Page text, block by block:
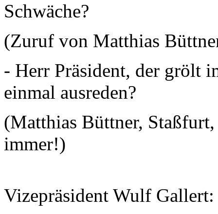
Schwäche?
(Zuruf von Matthias
- Herr Präsident, der grölt
einmal ausreden?
(Matthias Büttner,
immer!)
Vizepräsident Wulf Gallert: